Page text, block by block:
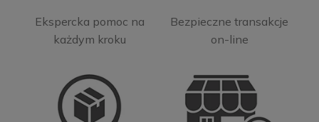
Ekspercka pomoc na
każdym kroku
Bezpieczne transakcje
on-line